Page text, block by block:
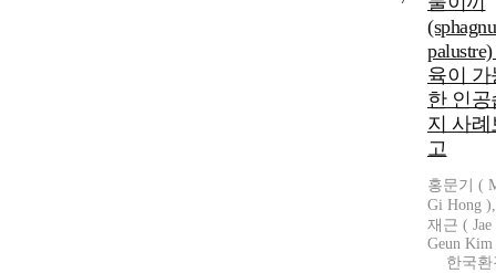
육이 가
한 인공
지 사례
고
홍문기 (
Gi Hong
재근 ( Jae
Geun Kim
한국